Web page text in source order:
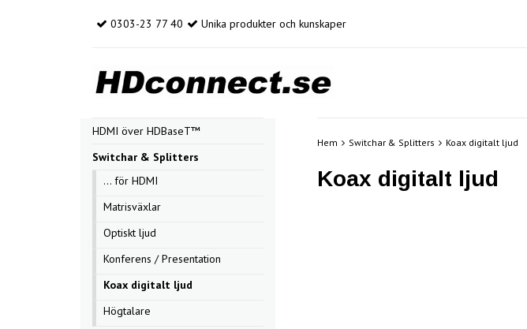
0303-23 77 40 Unika produkter och kunskaper
HDMI över HDBaseT™
Switchar & Splitters
... för HDMI
Matrisväxlar
Optiskt ljud
Konferens / Presentation
Koax digitalt ljud
Högtalare
Hem Switchar & Splitters Koax digitalt ljud
Koax digitalt ljud